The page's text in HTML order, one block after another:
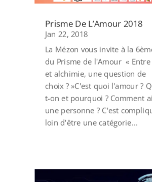
Prisme De L’Amour 2018
Jan 22, 2018
La Mézon vous invite à la
du Prisme de l'Amour «
et alchimie, une question de
choix ? »C'est quoi l'amour ?
t-on et pourquoi ? Comment
une personne ? C'est
loin d'être une catégorie...